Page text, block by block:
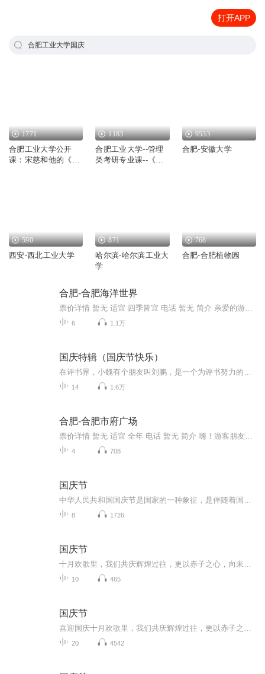
打开APP
合肥工业大学国庆
1771
合肥工业大学公开
课：宋慈和他的《洗
1183
合肥工业大学--管理
类考研专业课--《管
9533
合肥-安徽大学
590
西安-西北工业大学
871
哈尔滨-哈尔滨工业大
学
768
合肥-合肥植物园
合肥-合肥海洋世界
6 1.1万
国庆特辑（国庆节快乐）
14 1.6万
合肥-合肥市府广场
4 708
国庆节
8 1726
国庆节
10 465
国庆节
20 4542